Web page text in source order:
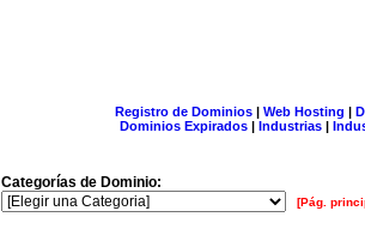
Registro de Dominios| Web Hosting |
Dominios Expirados | Industrias |
Categorías de Dominio:
[Pág.